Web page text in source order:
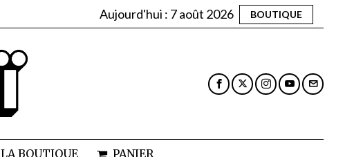
Aujourd'hui : 7 août 2026 BOUTIQUE
LA BOUTIQUE PANIER